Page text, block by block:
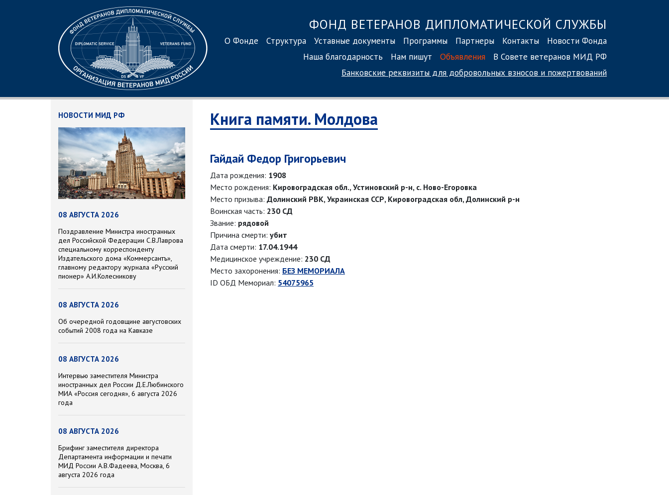
ФОНД ВЕТЕРАНОВ ДИПЛОМАТИЧЕСКОЙ СЛУЖБЫ
О Фонде Структура Уставные документы Программы Партнеры Контакты
Новости Фонда
Наша благодарность
Нам пишут Объявления
В Совете ветеранов МИД РФ
Банковские реквизиты для добровольных взносов и пожертвований
НОВОСТИ МИД РФ
08 АВГУСТА 2026
Поздравление Министра иностранных
дел Российской Федерации С.В.Лаврова
специальному корреспонденту
Издательского дома «Коммерсантъ»,
главному редактору журнала «Русский
пионер» А.И.Колесникову
08 АВГУСТА 2026
Об очередной годовщине августовских
событий 2008 года на Кавказе
08 АВГУСТА 2026
Интервью заместителя Министра
иностранных дел России Д.Е.Любинского
МИА «Россия сегодня», 6 августа 2026
года
08 АВГУСТА 2026
Брифинг заместителя директора
Департамента информации и печати
МИД России А.В.Фадеева, Москва, 6
августа 2026 года
Книга памяти. Молдова
Гайдай Федор Григорьевич
Дата рождения: 1908
Место рождения: Кировоградская обл., Устиновский р-н, с. Ново-Егоровка
Место призыва: Долинский РВК, Украинская ССР, Кировоградская обл, Долинский р-н
Воинская часть: 230 СД
Звание: рядовой
Причина смерти: убит
Дата смерти: 17.04.1944
Медицинское учреждение: 230 СД
Место захоронения: БЕЗ МЕМОРИАЛА
ID ОБД Мемориал: 54075965